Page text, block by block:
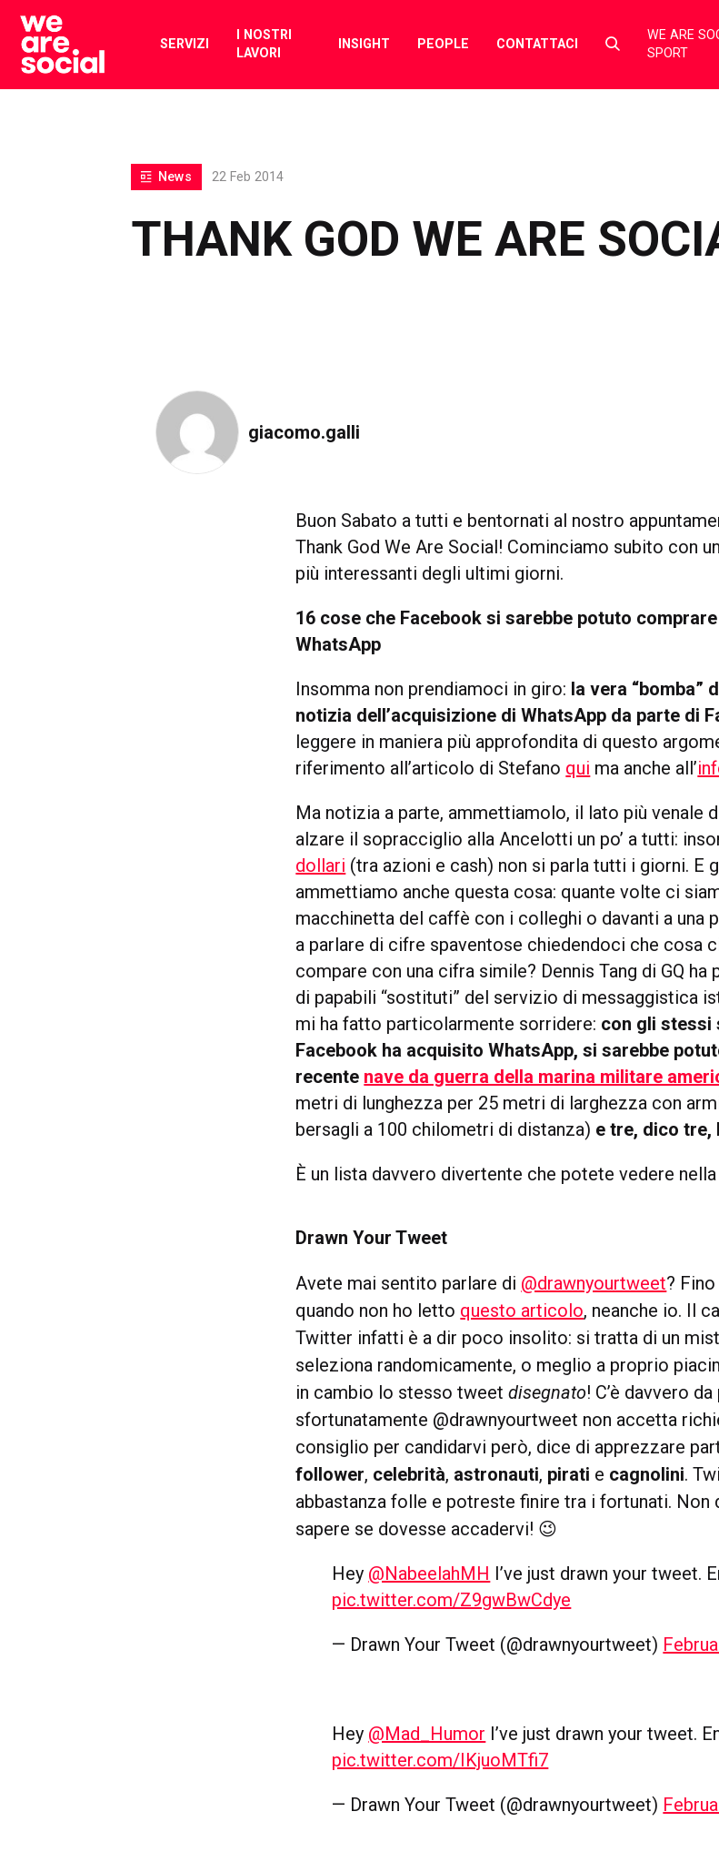
Skip
content
SERVIZI
I NOSTRI
LAVORI
INSIGHT PEOPLE CONTATTACI
Select
toggle
WE ARE
SPORT
THANK GOD WE ARE
News 22 Feb 2014
giacomo.galli
Buon Sabato a tutti e bentornati al nostro
Thank God We Are Social! Cominciamo subito con
più interessanti degli ultimi giorni.
16 cose che Facebook si sarebbe potuto
WhatsApp
Insomma non prendiamoci in giro: la vera “bomba”
notizia dell’acquisizione di WhatsApp da parte di
leggere in maniera più approfondita di questo
riferimento all’articolo di Stefano qui ma anche all’
Ma notizia a parte, ammettiamolo, il lato più venale
alzare il sopracciglio alla Ancelotti un po’ a tutti:
dollari (tra azioni e cash) non si parla tutti i giorni. E
ammettiamo anche questa cosa: quante volte ci
macchinetta del caffè con i colleghi o davanti a una
a parlare di cifre spaventose chiedendoci che cosa
compare con una cifra simile? Dennis Tang di GQ
di papabili “sostituti” del servizio di messaggistica
mi ha fatto particolarmente sorridere: con gli stessi
Facebook ha acquisito WhatsApp, si sarebbe
recente nave da guerra della marina militare
metri di lunghezza per 25 metri di larghezza con
bersagli a 100 chilometri di distanza) e tre, dico tre,
È un lista davvero divertente che potete vedere
Drawn Your Tweet
Avete mai sentito parlare di @drawnyourtweet?
quando non ho letto questo articolo, neanche io. Il
Twitter infatti è a dir poco insolito: si tratta di un
seleziona randomicamente, o meglio a proprio
in cambio lo stesso tweetdisegnato! C’è davvero
sfortunatamente @drawnyourtweet non accetta
consiglio per candidarvi però, dice di apprezzare
follower, celebrità, astronauti, pirati e cagnolini.
abbastanza folle e potreste finire tra i fortunati.
sapere se dovesse accadervi! 😉
Hey @NabeelahMH I’ve just drawn your tweet.
pic.twitter.com/Z9gwBwCdye
— Drawn Your Tweet (@drawnyourtweet)
Hey @Mad_Humor I’ve just drawn your tweet.
pic.twitter.com/IKjuoMTfi7
— Drawn Your Tweet (@drawnyourtweet)